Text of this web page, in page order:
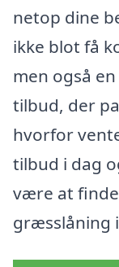
netop dine
ikke blot få
men også
tilbud, der
hvorfor
tilbud i dag
være at
græsslåning